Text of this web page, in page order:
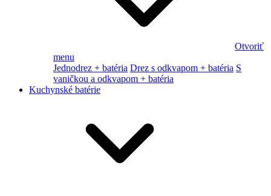
Otvoriť
menu
Jednodrez + batéria Drez s odkvapom + batéria S
vaničkou a odkvapom + batéria
Kuchynské batérie